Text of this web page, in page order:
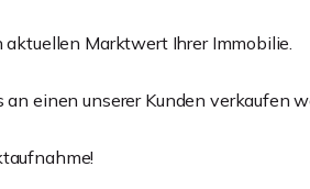
Marktwert Ihrer Immobilie.
einen unserer Kunden verkaufen